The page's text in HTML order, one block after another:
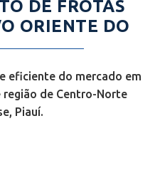
DE FROTAS
ORIENTE DO
eficiente do mercado em
região de Centro-Norte
Piauí.